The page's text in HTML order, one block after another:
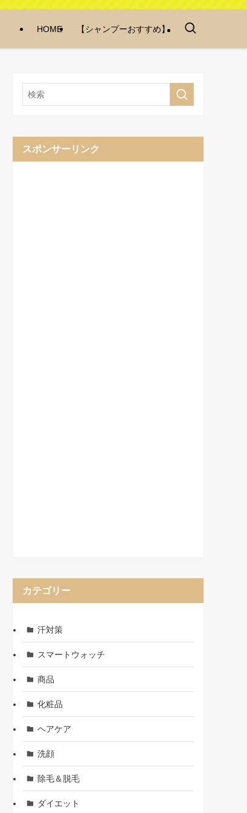
HOME 【シャンプーおすすめ】
スポンサーリンク
カテゴリー
汗対策
スマートウォッチ
商品
化粧品
ヘアケア
洗顔
除毛＆脱毛
ダイエット